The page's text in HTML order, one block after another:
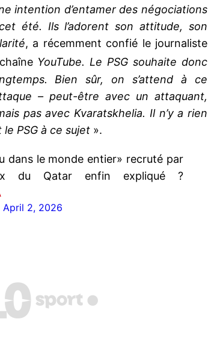
intention d’entamer des négociations
été. Ils l’adorent son attitude, son
, a récemment confié le journaliste
YouTube. Le PSG souhaite donc
Bien sûr, on s’attend à ce
– peut-être avec un attaquant,
pas avec Kvaratskhelia. Il n’y a rien
PSG à ce sujet ».
dans le monde entier» recruté par
du Qatar enfin expliqué ?
April 2, 2026